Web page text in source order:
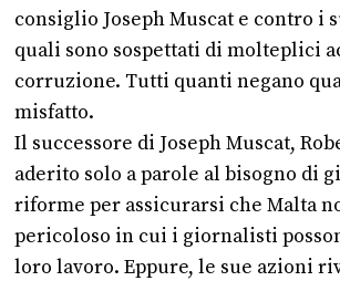
consiglio Joseph Muscat e contro i
quali sono sospettati di molteplici
corruzione. Tutti quanti negano
misfatto.
Il successore di Joseph Muscat,
aderito solo a parole al bisogno di
riforme per assicurarsi che Malta
pericoloso in cui i giornalisti
loro lavoro. Eppure, le sue azioni